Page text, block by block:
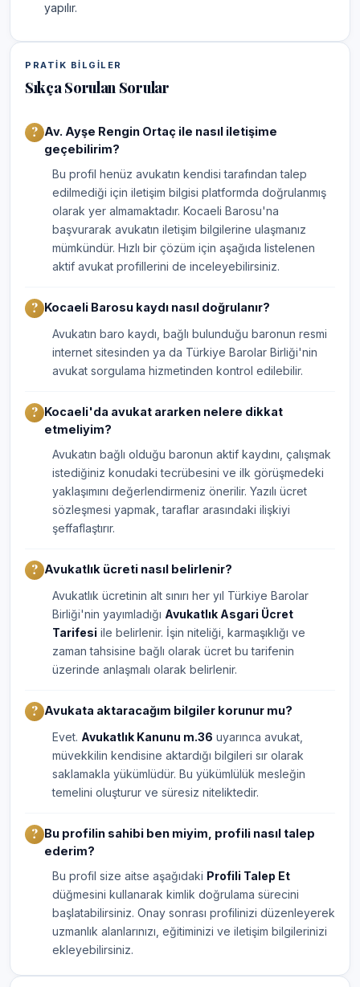
yapılır.
PRATIK BILGILER
Sıkça Sorulan Sorular
Av. Ayşe Rengin Ortaç ile nasıl iletişime
geçebilirim?
Bu profil henüz avukatın kendisi tarafından talep
edilmediği için iletişim bilgisi platformda doğrulanmış
olarak yer almamaktadır. Kocaeli Barosu'na
başvurarak avukatın iletişim bilgilerine ulaşmanız
mümkündür. Hızlı bir çözüm için aşağıda listelenen
aktif avukat profillerini de inceleyebilirsiniz.
Kocaeli Barosu kaydı nasıl doğrulanır?
Avukatın baro kaydı, bağlı bulunduğu baronun resmi
internet sitesinden ya da Türkiye Barolar Birliği'nin
avukat sorgulama hizmetinden kontrol edilebilir.
Kocaeli'da avukat ararken nelere dikkat
etmeliyim?
Avukatın bağlı olduğu baronun aktif kaydını, çalışmak
istediğiniz konudaki tecrübesini ve ilk görüşmedeki
yaklaşımını değerlendirmeniz önerilir. Yazılı ücret
sözleşmesi yapmak, taraflar arasındaki ilişkiyi
şeffaflaştırır.
Avukatlık ücreti nasıl belirlenir?
Avukatlık ücretinin alt sınırı her yıl Türkiye Barolar
Birliği'nin yayımladığı Avukatlık Asgari Ücret
Tarifesi ile belirlenir. İşin niteliği, karmaşıklığı ve
zaman tahsisine bağlı olarak ücret bu tarifenin
üzerinde anlaşmalı olarak belirlenir.
Avukata aktaracağım bilgiler korunur mu?
Evet. Avukatlık Kanunu m.36 uyarınca avukat,
müvekkilin kendisine aktardığı bilgileri sır olarak
saklamakla yükümlüdür. Bu yükümlülük mesleğin
temelini oluşturur ve süresiz niteliktedir.
Bu profilin sahibi ben miyim, profili nasıl talep
ederim?
Bu profil size aitse aşağıdaki Profili Talep Et
düğmesini kullanarak kimlik doğrulama sürecini
başlatabilirsiniz. Onay sonrası profilinizi düzenleyerek
uzmanlık alanlarınızı, eğitiminizi ve iletişim bilgilerinizi
ekleyebilirsiniz.